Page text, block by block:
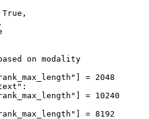
on modality
= 2048
= 10240
= 8192